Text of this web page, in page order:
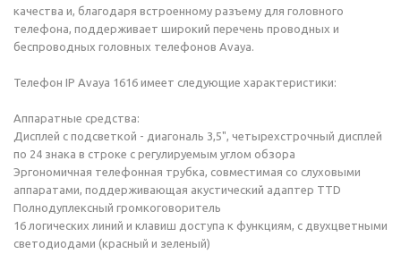
качества и, благодаря встроенному разъему для головного
телефона, поддерживает широкий перечень проводных и
беспроводных головных телефонов Avaya.
Телефон IP Avaya 1616 имеет следующие характеристики:
Аппаратные средства:
Дисплей с подсветкой - диагональ 3,5", четырехстрочный дисплей
по 24 знака в строке с регулируемым углом обзора
Эргономичная телефонная трубка, совместимая со слуховыми
аппаратами, поддерживающая акустический адаптер TTD
Полнодуплексный громкоговоритель
16 логических линий и клавиш доступа к функциям, с двухцветными
светодиодами (красный и зеленый)